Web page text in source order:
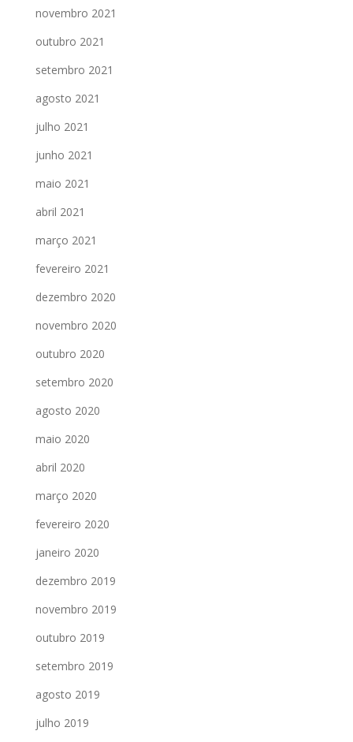
novembro 2021
outubro 2021
setembro 2021
agosto 2021
julho 2021
junho 2021
maio 2021
abril 2021
março 2021
fevereiro 2021
dezembro 2020
novembro 2020
outubro 2020
setembro 2020
agosto 2020
maio 2020
abril 2020
março 2020
fevereiro 2020
janeiro 2020
dezembro 2019
novembro 2019
outubro 2019
setembro 2019
agosto 2019
julho 2019